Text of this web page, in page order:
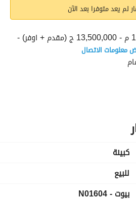
لم يعد متوفرا بعد الآن
معلومات الاتصال
كبينة
للبيع
بيوت - N01604